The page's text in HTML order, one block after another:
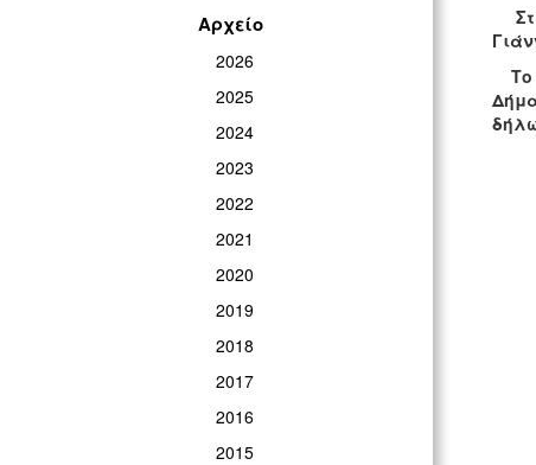
Αρχείο
2026
2025
2024
2023
2022
2021
2020
2019
2018
2017
2016
2015
Το